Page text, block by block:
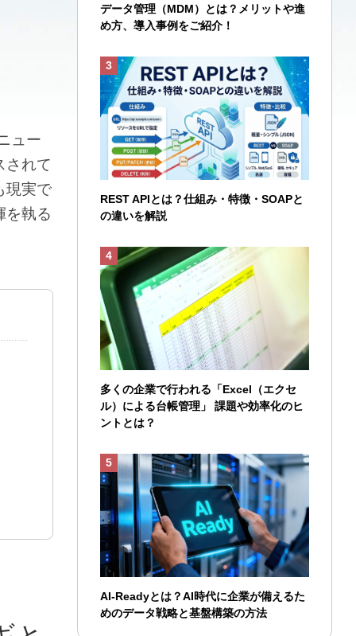
ュー
されて
現実で
を執る
データ管理（MDM）とは？メリットや進
め方、導入事例をご紹介！
REST APIとは？仕組み・特徴・SOAPと
の違いを解説
多くの企業で行われる「Excel（エクセ
ル）による台帳管理」 課題や効率化のヒ
ントとは？
AI-Readyとは？AI時代に企業が備えるた
めのデータ戦略と基盤構築の方法